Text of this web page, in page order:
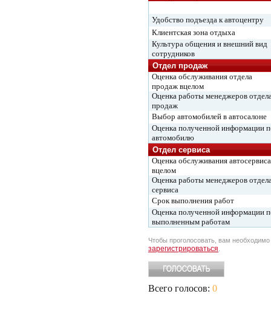
Удобство подъезда к автоцентру
Клиентская зона отдыха
Культура общения и внешний вид
сотрудников
Отдел продаж
Оценка обслуживания отдела
продаж вцелом
Оценка работы менеджеров
продаж
Выбор автомобилей в автосалоне
Оценка полученной информации
автомобилю
Отдел сервиса
Оценка обслуживания автосервиса
вцелом
Оценка работы менеджеров
сервиса
Срок выполнения работ
Оценка полученной информации
выполненным работам
Чтобы проголосовать, вам необходимо
зарегистрироваться
Всего голосов: 0